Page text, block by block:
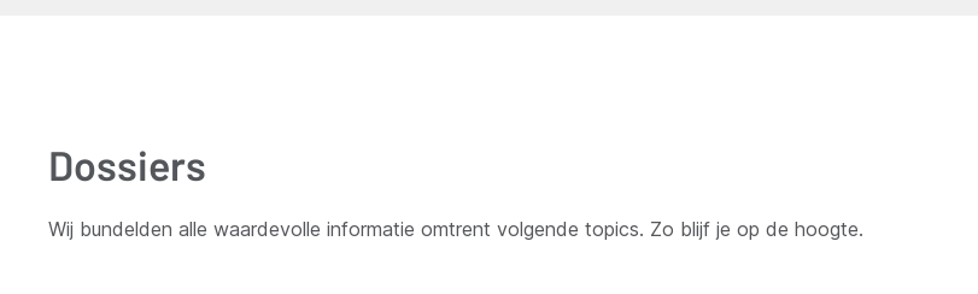
Dossiers
Wij bundelden alle waardevolle informatie omtrent volgende topics. Zo blijf je op de hoogte.